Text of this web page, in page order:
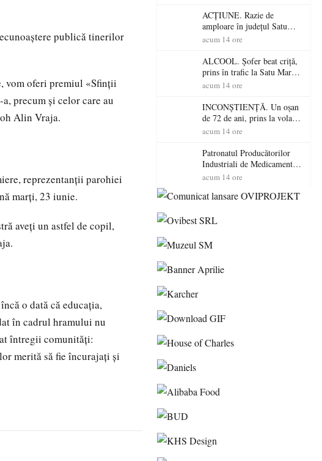
publică tinerilor
vom oferi premiul «Sfinții
precum și celor care au
Alin Vraja.
reprezentanții parohiei
marți, 23 iunie.
aveți un astfel de copil,
o dată că educația,
în cadrul hramului nu
întregii comunități:
merită să fie încurajați și
RTP?
ACȚIUNE. Razie de
amploare în județul Satu
Mare! Polițiștii au dat sute
șoferi fără permis într-o
singură zi
acum 14 ore
ALCOOL. Șofer beat criță,
prins în trafic la Satu Mare!
Alcoolemie uriașă
acum 14 ore
INCONȘTIENȚĂ. Un oșan
de 72 de ani, prins la volan
fără permis! Polițiștii l-au
acum 14 ore
Patronatul Producătorilor
Industriali de Medicamente
din România (PRIMER):
energie electrică a fabricilor
pericol accesul pacienților la
acum 14 ore